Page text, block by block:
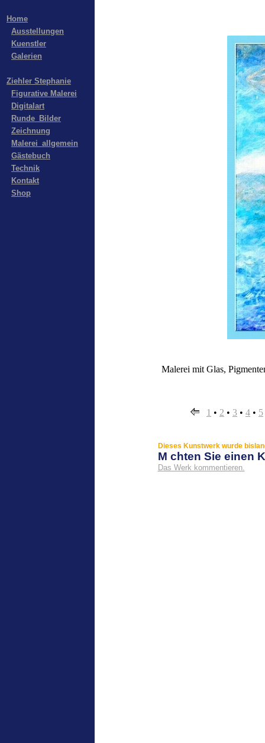
Home
Ausstellungen
Kuenstler
Galerien
Ziehler Stephanie
Figurative Malerei
Digitalart
Runde_Bilder
Zeichnung
Malerei_allgemein
Gästebuch
Technik
Kontakt
Shop
Malerei mit Glas,
1 • 2 • 3 • 4 • 5
Dieses Kunstwerk wurde
M chten Sie einen
Das Werk kommentieren.